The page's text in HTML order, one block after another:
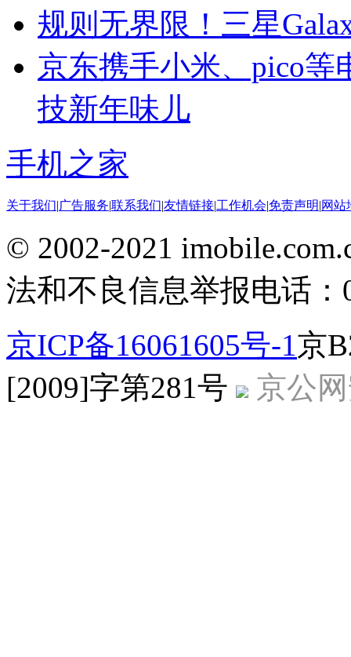
规则无界限！三星
京东携手小米、pico等
技新年味儿
手机之家
关于我们|广告服务|联系我们|友情链接|工作机会|免责声明|网站
© 2002-2021
法和不良信息举报电话：
京ICP备16061605号-1京
[2009]字第281号
京公